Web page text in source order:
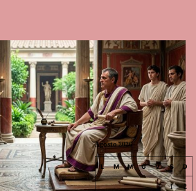
Agosto 2026
L M M G V S D
1 2